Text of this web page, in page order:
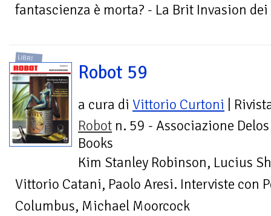
fantascienza è morta? - La Brit Invasion
LIBRI
Robot 59
a cura di Vittorio Curtoni |
Robot n. 59 - Associazione Delos
Books
Kim Stanley Robinson, Lucius
Vittorio Catani, Paolo Aresi. Interviste con
Columbus, Michael Moorcock